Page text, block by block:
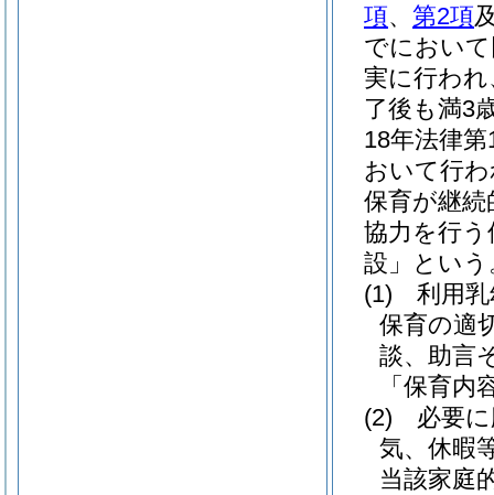
項、 第2項
でにおい
実に行わ
了後も満3
18年法律第
おいて行
保育が継
協力を行
設」という
(1)
利用
保育の適
談、助言
「保育内
(2)
必要
気、休暇
当該家庭